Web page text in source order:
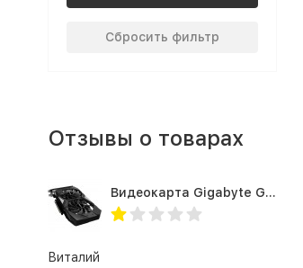
Сбросить фильтр
Отзывы о товарах
Видеокарта Gigabyte GTX1660TI 6GB (GV-N166TOC-6GD 1.0A)
Виталий